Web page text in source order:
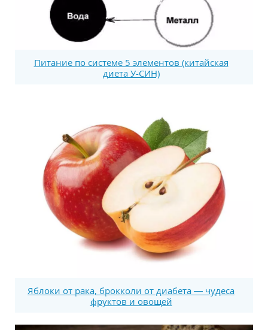
Питание по системе 5 элементов (китайская
диета У-СИН)
Яблоки от рака, брокколи от диабета — чудеса
фруктов и овощей